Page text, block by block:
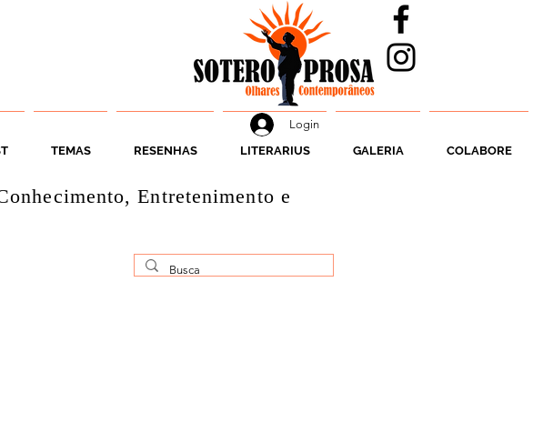
TEMAS RESENHAS LITERARIUS GALERIA COLABORE
Login
Entretenimento e